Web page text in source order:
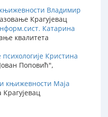
Владимир
Крагујевац
Катарина
квалитета
Кристина
Поповић",
књижевности Маја